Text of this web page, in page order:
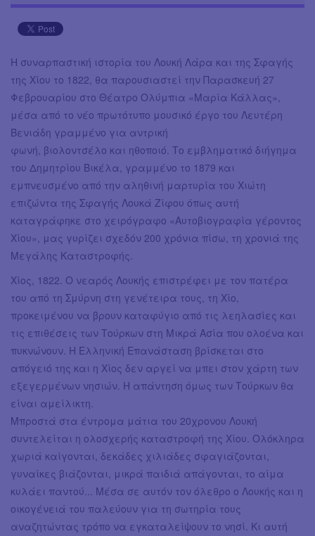
Η συναρπαστική ιστορία του Λουκή Λάρα και της Σφαγής
της Χίου το 1822, θα παρουσιαστεί την Παρασκευή 27
Φεβρουαρίου στο Θέατρο Ολύμπια «Μαρία Κάλλας»,
μέσα από το νέο πρωτότυπο μουσικό έργο του Λευτέρη
Βενιάδη γραμμένο για αντρική
φωνή, βιολοντσέλο και ηθοποιό. Το εμβληματικό διήγημα
του Δημητρίου Βικέλα, γραμμένο το 1879 και
εμπνευσμένο από την αληθινή μαρτυρία του Χιώτη
επιζώντα της Σφαγής Λουκά Ζίφου όπως αυτή
καταγράφηκε στο χειρόγραφο «Αυτοβιογραφία γέροντος
Χίου», μας γυρίζει σχεδόν 200 χρόνια πίσω, τη χρονιά της
Μεγάλης Καταστροφής.
Χίος, 1822. Ο νεαρός Λουκής επιστρέφει με τον πατέρα
του από τη Σμύρνη στη γενέτειρα τους, τη Χίο,
προκειμένου να βρουν καταφύγιο από τις λεηλασίες και
τις επιθέσεις των Τούρκων στη Μικρά Ασία που ολοένα και
πυκνώνουν. Η Ελληνική Επανάσταση βρίσκεται στο
απόγειό της και η Χίος δεν αργεί να μπει στον χάρτη των
εξεγερμένων νησιών. Η απάντηση όμως των Τούρκων θα
είναι αμείλικτη.
Μπροστά στα έντρομα μάτια του 20χρονου Λουκή
συντελείται η ολοσχερής καταστροφή της Χίου. Ολόκληρα
χωριά καίγονται, δεκάδες χιλιάδες σφαγιάζονται,
γυναίκες βιάζονται, μικρά παιδιά απάγονται, το αίμα
κυλάει παντού... Μέσα σε αυτόν τον όλεθρο ο Λουκής και η
οικογένειά του παλεύουν για τη σωτηρία τους
αναζητώντας τρόπο να εγκαταλείψουν το νησί. Κι αυτή